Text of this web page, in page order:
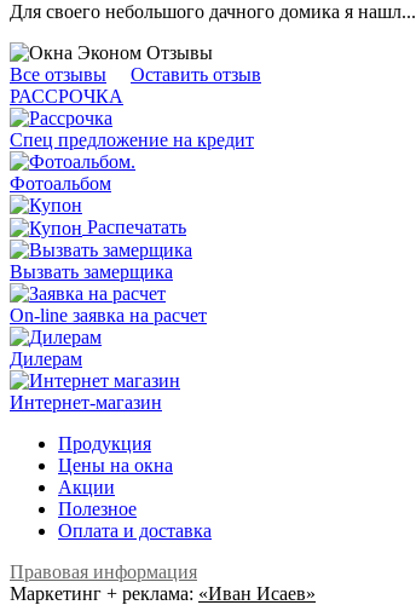
Для своего небольшого дачного домика я нашл...
Все отзывы
Оставить отзыв
РАССРОЧКА
Спец предложение на кредит
.
Фотоальбом
Распечатать
Вызвать замерщика
On-line заявка на расчет
Дилерам
Интернет-магазин
Продукция
Цены на окна
Акции
Полезное
Оплата и доставка
Правовая информация
Маркетинг + реклама: «Иван Исаев»